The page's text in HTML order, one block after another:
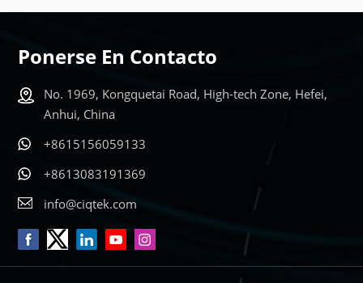
APRENDE APRENDE
Ponerse En Contacto
No. 1969, Kongquetai Road, High-tech Zone, Hefei,
Anhui, China
+8615156059133
+8613083191369
info@ciqtek.com